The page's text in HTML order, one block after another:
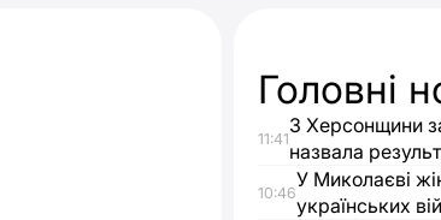
Головні
11:41
З Херсонщини
назвала
10:46
У Миколаєві
українських